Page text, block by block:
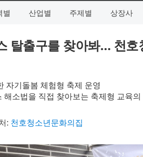
별 산업별 주제별 상장사
탈출구를 찾아봐… 천
자기돌봄 체험형 축제 운영
해소법을 직접 찾아보는 축제형 교육의
: 천호청소년문화의집